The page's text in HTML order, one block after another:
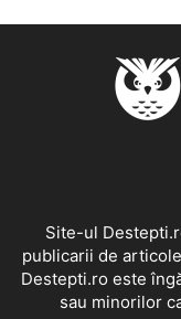
Site-ul
publicarii de
Destepti.ro este
sau minorilor